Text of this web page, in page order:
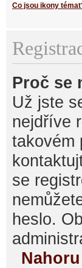
Co jsou ikony
Proč se
Už jste
nejdříve
takovém
se
heslo.
Nahoru